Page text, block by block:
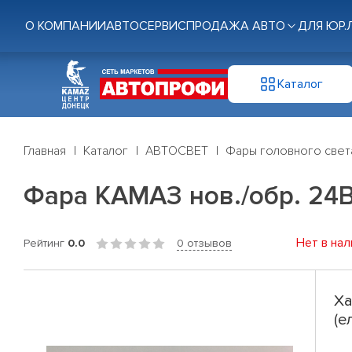
О КОМПАНИИАВТОСЕРВИСПРОДАЖА АВТО ДЛЯ
Каталог
Главная Каталог АВТОСВЕТ Фары головного
Фара КАМАЗ нов./обр. 24В
Рейтинг 0.0 0 отзывов Нет в